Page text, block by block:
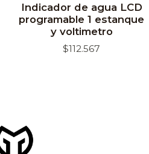
Indicador de agua LCD
programable 1 estanque
y voltimetro
$112.567